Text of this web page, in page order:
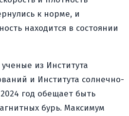
к норме, и
находится в состоянии
из Института
и Института солнечно-
год обещает быть
бурь. Максимум